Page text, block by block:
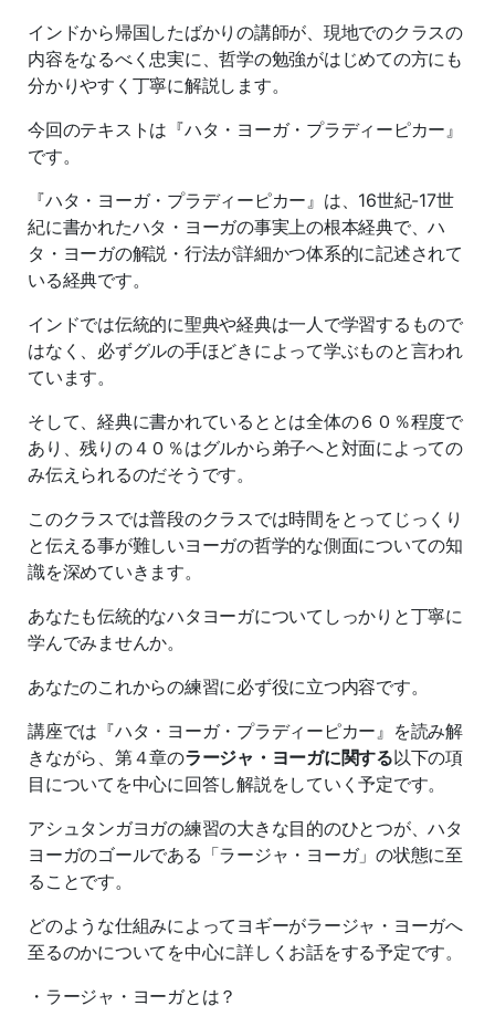
インドから帰国したばかりの講師が、現地でのクラスの
内容をなるべく忠実に、哲学の勉強がはじめての方にも
分かりやすく丁寧に解説します。
今回のテキストは『ハタ・ヨーガ・プラディーピカー』
です。
『ハタ・ヨーガ・プラディーピカー』は、16世紀-17世
紀に書かれたハタ・ヨーガの事実上の根本経典で、ハ
タ・ヨーガの解説・行法が詳細かつ体系的に記述されて
いる経典です。
インドでは伝統的に聖典や経典は一人で学習するもので
はなく、必ずグルの手ほどきによって学ぶものと言われ
ています。
そして、経典に書かれているととは全体の６０％程度で
あり、残りの４０％はグルから弟子へと対面によっての
み伝えられるのだそうです。
このクラスでは普段のクラスでは時間をとってじっくり
と伝える事が難しいヨーガの哲学的な側面についての知
識を深めていきます。
あなたも伝統的なハタヨーガについてしっかりと丁寧に
学んでみませんか。
あなたのこれからの練習に必ず役に立つ内容です。
講座では『ハタ・ヨーガ・プラディーピカー』を読み解
きながら、第４章のラージャ・ヨーガに関する以下の項
目についてを中心に回答し解説をしていく予定です。
アシュタンガヨガの練習の大きな目的のひとつが、ハタ
ヨーガのゴールである「ラージャ・ヨーガ」の状態に至
ることです。
どのような仕組みによってヨギーがラージャ・ヨーガへ
至るのかについてを中心に詳しくお話をする予定です。
・ラージャ・ヨーガとは？